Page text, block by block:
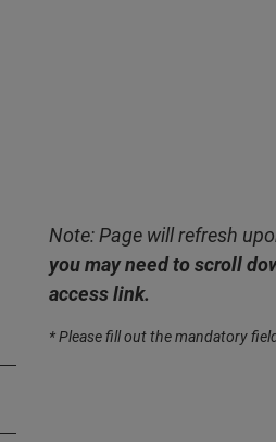
Note: Page will refresh
you may need to scroll
access link.
* Please fill out the mandatory